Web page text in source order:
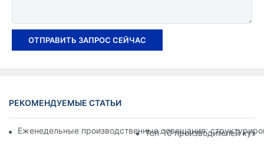
ОТПРАВИТЬ ЗАПРОС СЕЙЧАС
РЕКОМЕНДУЕМЫЕ СТАТЬИ
Еженедельные производственные совещания:
Топ-10 производителей